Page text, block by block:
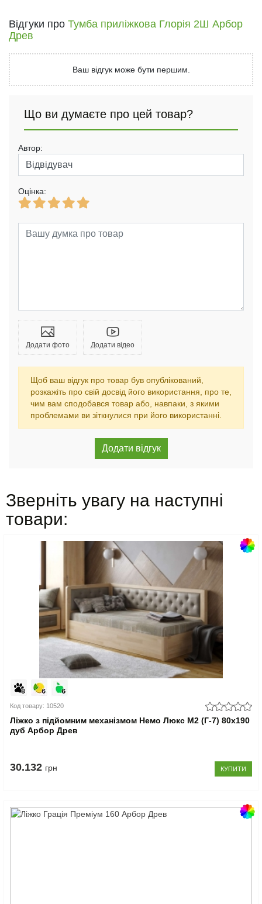
Відгуки про Тумба приліжкова Глорія 2Ш Арбор
Древ
Ваш відгук може бути першим.
Що ви думаєте про цей товар?
Автор:
Оцінка:
Додати фото Додати відео
Щоб ваш відгук про товар був опублікований,
розкажіть про свій досвід його використання, про те,
чим вам сподобався товар або, навпаки, з якими
проблемами ви зіткнулися при його використанні.
Зверніть увагу на наступні
товари:
Код товару: 10520
Ліжко з підйомним механізмом Немо Люкс М2 (Г-7) 80x190
дуб Арбор Древ
30.132 грн КУПИТИ